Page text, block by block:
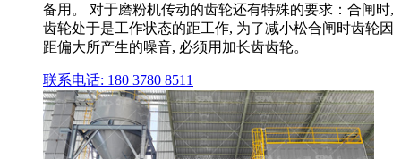
备用。 对于磨粉机传动的齿轮还有特殊的要求：合闸时,
齿轮处于是工作状态的距工作, 为了减小松合闸时齿轮因
距偏大所产生的噪音, 必须用加长齿齿轮。
联系电话: 180 3780 8511